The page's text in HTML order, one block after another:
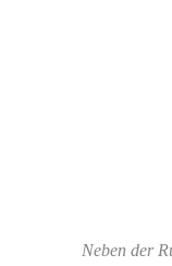
Neben der